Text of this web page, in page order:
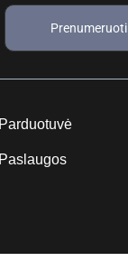
Prenumeruoti
Parduotuvė
Paslaugos